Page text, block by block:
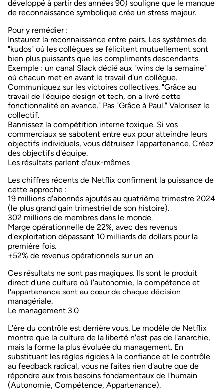
développé à partir des années 90) souligne que le manque
de reconnaissance symbolique crée un stress majeur.
Pour y remédier :
Instaurez la reconnaissance entre pairs. Les systèmes de
"kudos" où les collègues se félicitent mutuellement sont
bien plus puissants que les compliments descendants.
Exemple : un canal Slack dédié aux "wins de la semaine"
où chacun met en avant le travail d'un collègue.
Communiquez sur les victoires collectives. "Grâce au
travail de l'équipe design et tech, on a livré cette
fonctionnalité en avance." Pas "Grâce à Paul." Valorisez le
collectif.
Bannissez la compétition interne toxique. Si vos
commerciaux se sabotent entre eux pour atteindre leurs
objectifs individuels, vous détruisez l'appartenance. Créez
des objectifs d'équipe.
Les résultats parlent d'eux-mêmes
Les chiffres récents de Netflix confirment la puissance de
cette approche :
19 millions d'abonnés ajoutés au quatrième trimestre 2024
(le plus grand gain trimestriel de son histoire).
302 millions de membres dans le monde.
Marge opérationnelle de 22%, avec des revenus
d'exploitation dépassant 10 milliards de dollars pour la
première fois.
+52% de revenus opérationnels sur un an
Ces résultats ne sont pas magiques. Ils sont le produit
direct d'une culture où l'autonomie, la compétence et
l'appartenance sont au cœur de chaque décision
managériale.
Le management 3.0
L'ère du contrôle est derrière vous. Le modèle de Netflix
montre que la culture de la liberté n'est pas de l'anarchie,
mais la forme la plus évoluée du management. En
substituant les règles rigides à la confiance et le contrôle
au feedback radical, vous ne faites rien d'autre que de
répondre aux trois besoins fondamentaux de l'humain
(Autonomie, Compétence, Appartenance).